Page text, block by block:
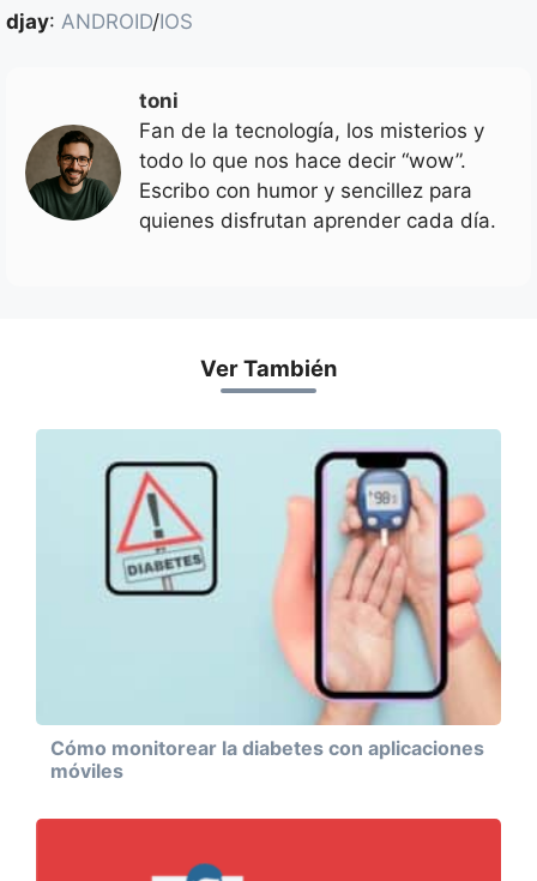
djay: ANDROID/IOS
toni
Fan de la tecnología, los misterios y
todo lo que nos hace decir “wow”.
Escribo con humor y sencillez para
quienes disfrutan aprender cada día.
Ver También
Cómo monitorear la diabetes con aplicaciones
móviles